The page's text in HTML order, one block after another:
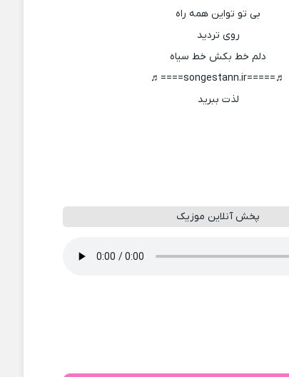
بی تو تواین همه راه
روی تردید
دلم خط بکش خط سیاه
♬=====songestann.ir====♬
لذت ببرید
پخش آنلاین موزیک